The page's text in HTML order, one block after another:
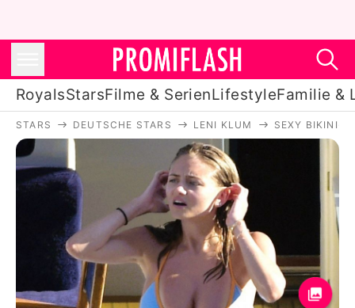
RoyalsStarsFilme & SerienLifestyleFamilie &
Royals
Stars
Filme & Serien
Lifestyle
Familie & Liebe
STARS DEUTSCHE STARS LENI KLUM SEXY BIKINI-